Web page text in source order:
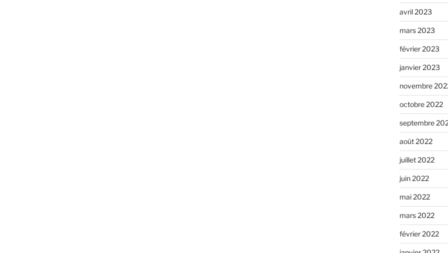
avril 2023
mars 2023
février 2023
janvier 2023
novembre
octobre 2022
septembre
août 2022
juillet 2022
juin 2022
mai 2022
mars 2022
février 2022